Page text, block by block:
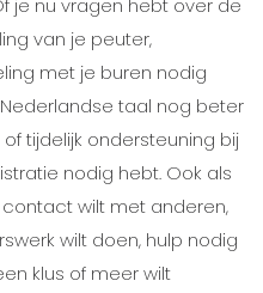
je nu vragen hebt over de
van je peuter,
met je buren nodig
taal nog beter
tijdelijk ondersteuning bij
nodig hebt. Ook als
wilt met anderen,
wilt doen, hulp nodig
klus of meer wilt